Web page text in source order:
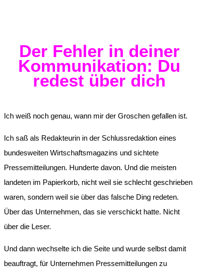
Der Fehler in deiner
Kommunikation: Du
redest über dich
Ich weiß noch genau, wann mir der Groschen gefallen ist.
Ich saß als Redakteurin in der Schlussredaktion eines
bundesweiten Wirtschaftsmagazins und sichtete
Pressemitteilungen. Hunderte davon. Und die meisten
landeten im Papierkorb, nicht weil sie schlecht geschrieben
waren, sondern weil sie über das falsche Ding redeten.
Über das Unternehmen, das sie verschickt hatte. Nicht
über die Leser.
Und dann wechselte ich die Seite und wurde selbst damit
beauftragt, für Unternehmen Pressemitteilungen zu